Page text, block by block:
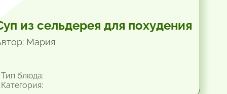
из сельдерея для похудения
Мария
блюда: